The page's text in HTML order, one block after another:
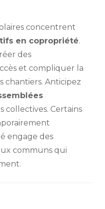
concentrent
en copropriété.
des
et compliquer la
chantiers. Anticipez
collectives. Certains
engage des
communs qui